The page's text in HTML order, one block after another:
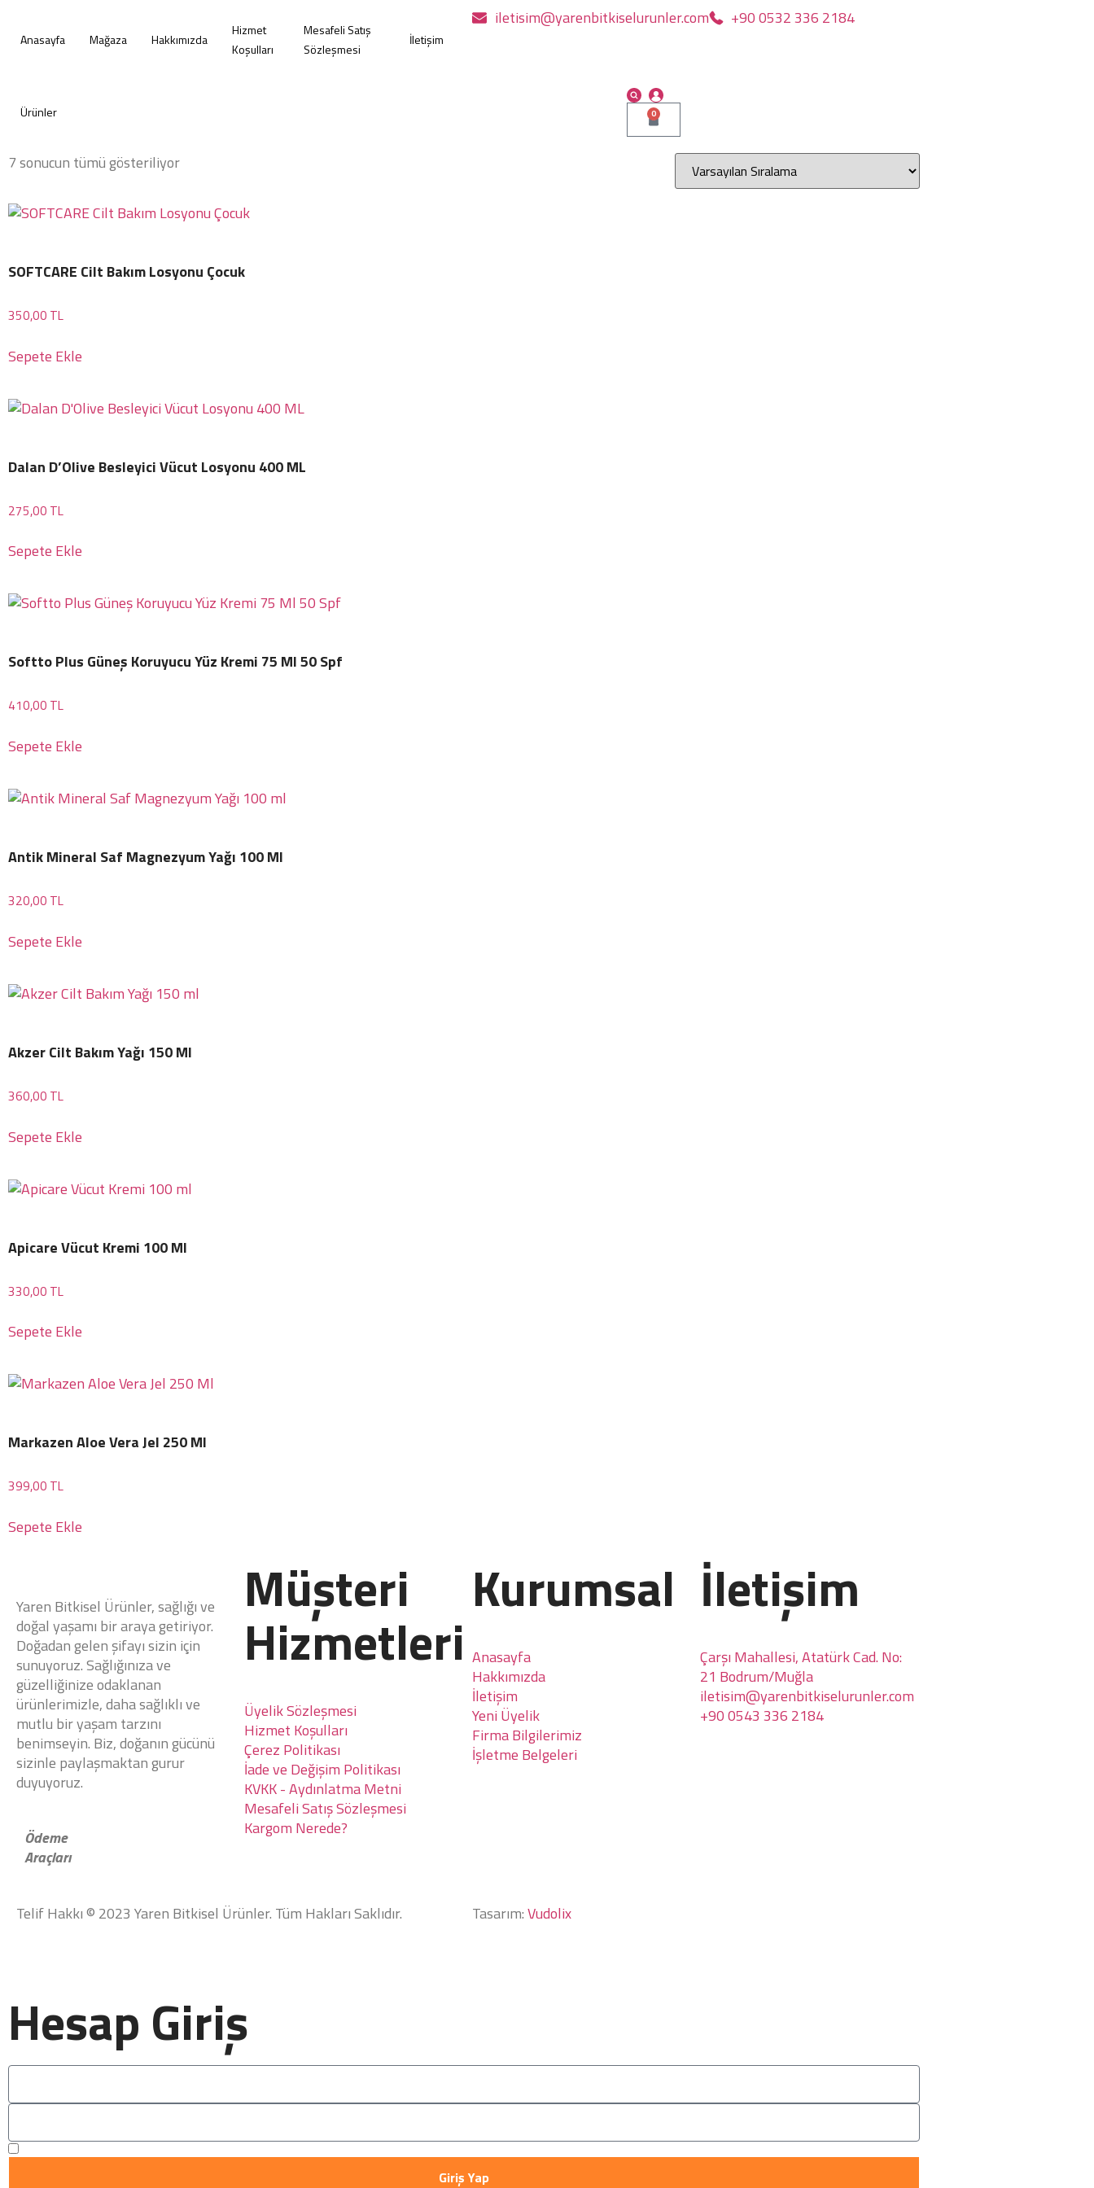
Anasayfa Mağaza Hakkımızda
Hizmet
Koşulları
Mesafeli Satış
Sözleşmesi
İletişim
iletisim@yarenbitkiselurunler.com +90 0532 336 2184
Ürünler 0
7 sonucun tümü gösteriliyor
SOFTCARE Cilt Bakım Losyonu Çocuk
350,00 TL
Sepete Ekle
Dalan D’Olive Besleyici Vücut Losyonu 400 ML
275,00 TL
Sepete Ekle
Softto Plus Güneş Koruyucu Yüz Kremi 75 Ml 50 Spf
410,00 TL
Sepete Ekle
Antik Mineral Saf Magnezyum Yağı 100 Ml
320,00 TL
Sepete Ekle
Akzer Cilt Bakım Yağı 150 Ml
360,00 TL
Sepete Ekle
Apicare Vücut Kremi 100 Ml
330,00 TL
Sepete Ekle
Markazen Aloe Vera Jel 250 Ml
399,00 TL
Sepete Ekle
Yaren Bitkisel Ürünler, sağlığı ve
doğal yaşamı bir araya getiriyor.
Doğadan gelen şifayı sizin için
sunuyoruz. Sağlığınıza ve
güzelliğinize odaklanan
ürünlerimizle, daha sağlıklı ve
mutlu bir yaşam tarzını
benimseyin. Biz, doğanın gücünü
sizinle paylaşmaktan gurur
duyuyoruz.
Ödeme
Araçları
Müşteri
Hizmetleri
Üyelik Sözleşmesi
Hizmet Koşulları
Çerez Politikası
İade ve Değişim Politikası
KVKK - Aydınlatma Metni
Mesafeli Satış Sözleşmesi
Kargom Nerede?
Kurumsal
Anasayfa
Hakkımızda
İletişim
Yeni Üyelik
Firma Bilgilerimiz
İşletme Belgeleri
İletişim
Çarşı Mahallesi, Atatürk Cad. No:
21 Bodrum/Muğla
iletisim@yarenbitkiselurunler.com
+90 0543 336 2184
Telif Hakkı © 2023 Yaren Bitkisel Ürünler. Tüm Hakları Saklıdır. Tasarım:Vudolix
Hesap Giriş
Remember Me
Giriş Yap